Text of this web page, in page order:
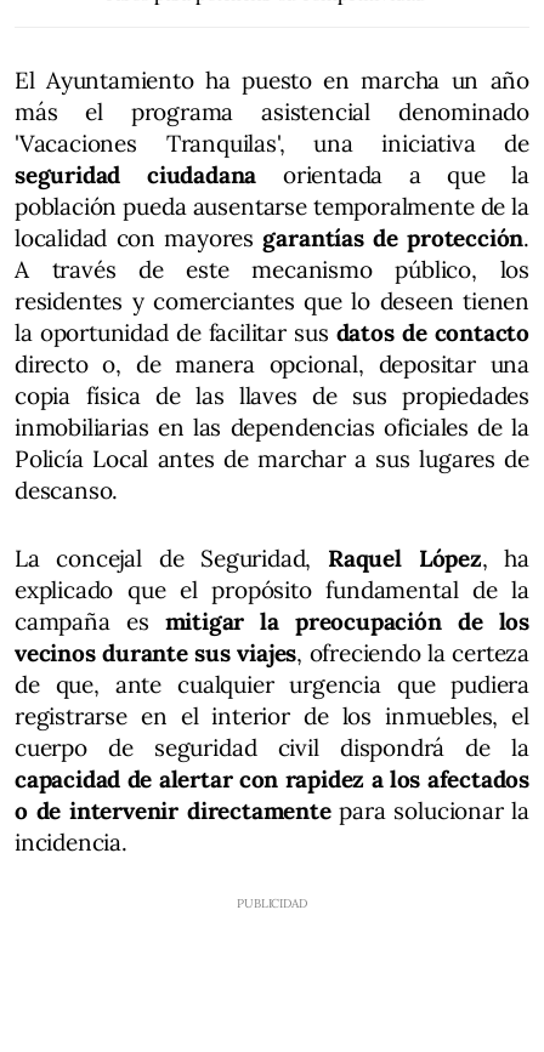
El Ayuntamiento ha puesto en marcha un año
más el programa asistencial denominado
'Vacaciones Tranquilas', una iniciativa de
seguridad ciudadana orientada a que la
población pueda ausentarse temporalmente de la
localidad con mayores garantías de protección.
A través de este mecanismo público, los
residentes y comerciantes que lo deseen tienen
la oportunidad de facilitar sus datos de contacto
directo o, de manera opcional, depositar una
copia física de las llaves de sus propiedades
inmobiliarias en las dependencias oficiales de la
Policía Local antes de marchar a sus lugares de
descanso.
La concejal de Seguridad, Raquel López, ha
explicado que el propósito fundamental de la
campaña es mitigar la preocupación de los
vecinos durante sus viajes, ofreciendo la certeza
de que, ante cualquier urgencia que pudiera
registrarse en el interior de los inmuebles, el
cuerpo de seguridad civil dispondrá de la
capacidad de alertar con rapidez a los afectados
o de intervenir directamentepara solucionar la
incidencia.